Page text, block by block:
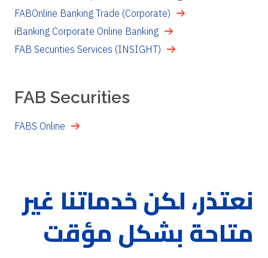
FABOnline Banking Trade (Corporate)
iBanking Corporate Online Banking
FAB Securities Services (INSIGHT)
FAB Securities
FABS Online
نعتذر، لكن خدماتنا غير
متاحة بشكل مؤقت